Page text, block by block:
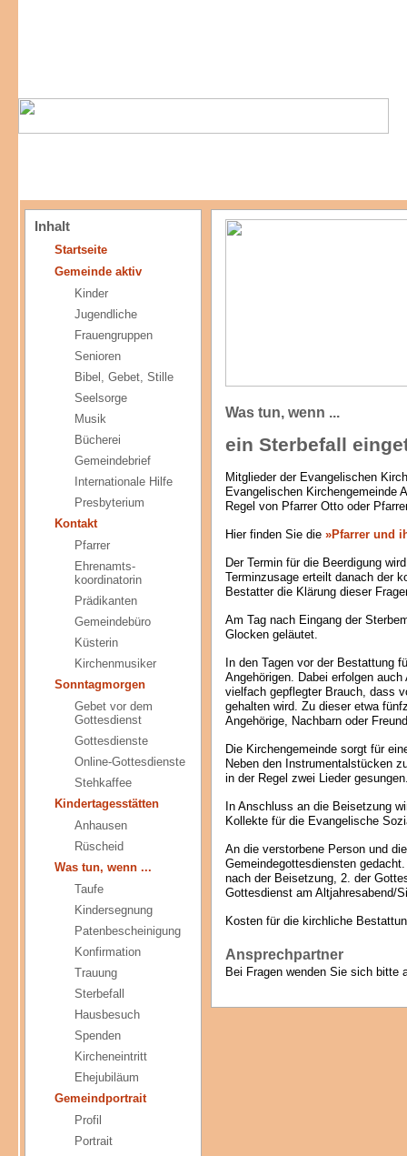
Inhalt
Startseite
Gemeinde aktiv
Kinder
Jugendliche
Frauengruppen
Senioren
Bibel, Gebet, Stille
Seelsorge
Musik
Bücherei
Gemeindebrief
Internationale Hilfe
Presbyterium
Kontakt
Pfarrer
Ehrenamts-
koordinatorin
Prädikanten
Gemeindebüro
Küsterin
Kirchenmusiker
Sonntagmorgen
Gebet vor dem
Gottesdienst
Gottesdienste
Online-Gottesdienste
Stehkaffee
Kindertagesstätten
Anhausen
Rüscheid
Was tun, wenn ...
Taufe
Kindersegnung
Patenbescheinigung
Konfirmation
Trauung
Sterbefall
Hausbesuch
Spenden
Kircheneintritt
Ehejubiläum
Gemeindportrait
Profil
Portrait
Was tun, wenn ...
ein Sterbefall
Mitglieder der Evangelischen
Evangelischen Kirchengemeinde
Regel von Pfarrer Otto oder
Hier finden Sie die »Pfarrer und
Der Termin für die Beerdigung
Terminzusage erteilt danach der
Bestatter die Klärung dieser
Am Tag nach Eingang der
Glocken geläutet.
In den Tagen vor der Bestattung
Angehörigen. Dabei erfolgen
vielfach gepflegter Brauch, dass
gehalten wird. Zu dieser etwa
Angehörige, Nachbarn oder
Die Kirchengemeinde sorgt für
Neben den Instrumentalstücken
in der Regel zwei Lieder
In Anschluss an die Beisetzung
Kollekte für die Evangelische
An die verstorbene Person und
Gemeindegottesdiensten
nach der Beisetzung, 2. der
Gottesdienst am Altjahresabend/
Kosten für die kirchliche
Ansprechpartner
Bei Fragen wenden Sie sich bitte